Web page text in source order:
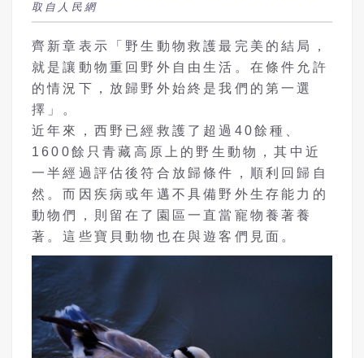
取自人民網
齊新章表示「野生動物救護最完美的結局，
就是讓動物重回野外自由生活。在條件允許
的情況下，放歸野外始終是我們的第一選
擇」。
近年來，西野已經救護了超過40餘種、
1600餘只青藏高原上的野生動物，其中近
一半經過評估後符合放歸條件，順利回歸自
然。而因疾病或年邁不具備野外生存能力的
動物們，則留在了園區一直當寵物養著養
著。這些寶貝動物也在與遊客們見面。